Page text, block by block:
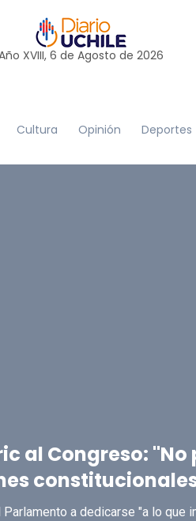
XVIII, 6 de Agosto de 2026
Cultura Opinión Deportes
al Congreso:
a dedicarse "a lo que